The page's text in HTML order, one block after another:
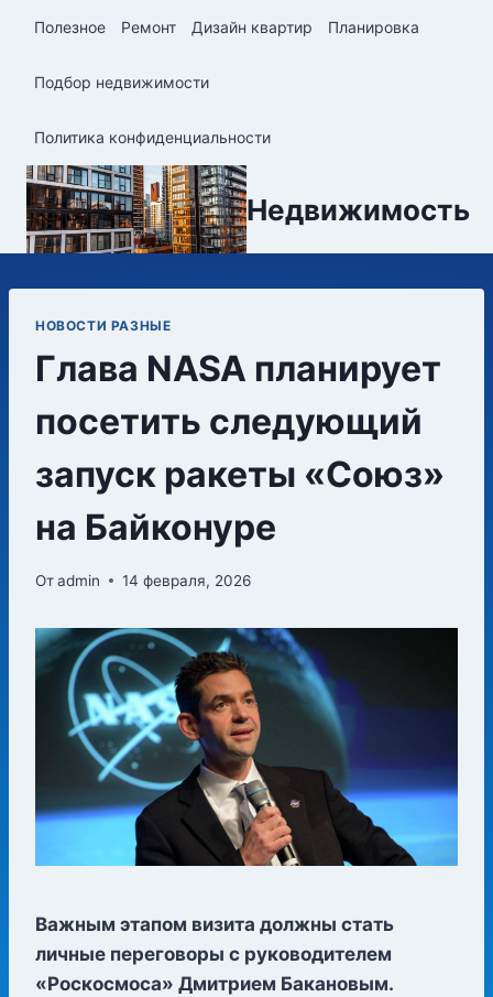
содержимому
Полезное Ремонт Дизайн квартир Планировка
Подбор недвижимости
Политика конфиденциальности
Недвижимость
НОВОСТИ РАЗНЫЕ
Глава NASA планирует
посетить следующий
запуск ракеты «Союз»
на Байконуре
Отadmin 14 февраля, 2026
Важным этапом визита должны стать
личные переговоры с руководителем
«Роскосмоса» Дмитрием Бакановым.